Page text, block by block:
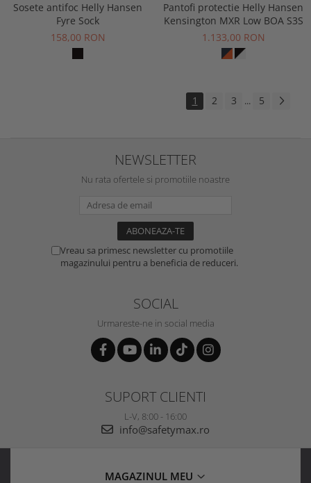
Sosete antifoc Helly Hansen
Fyre Sock
158,00 RON
Pantofi protectie Helly Hansen
Kensington MXR Low BOA S3S
1.133,00 RON
1 2 3 ... 5
NEWSLETTER
Nu rata ofertele si promotiile noastre
Vreau sa primesc newsletter cu promotiile
magazinului pentru a beneficia de reduceri.
SOCIAL
Urmareste-ne in social media
SUPORT CLIENTI
L-V, 8:00 - 16:00
info@safetymax.ro
MAGAZINUL MEU